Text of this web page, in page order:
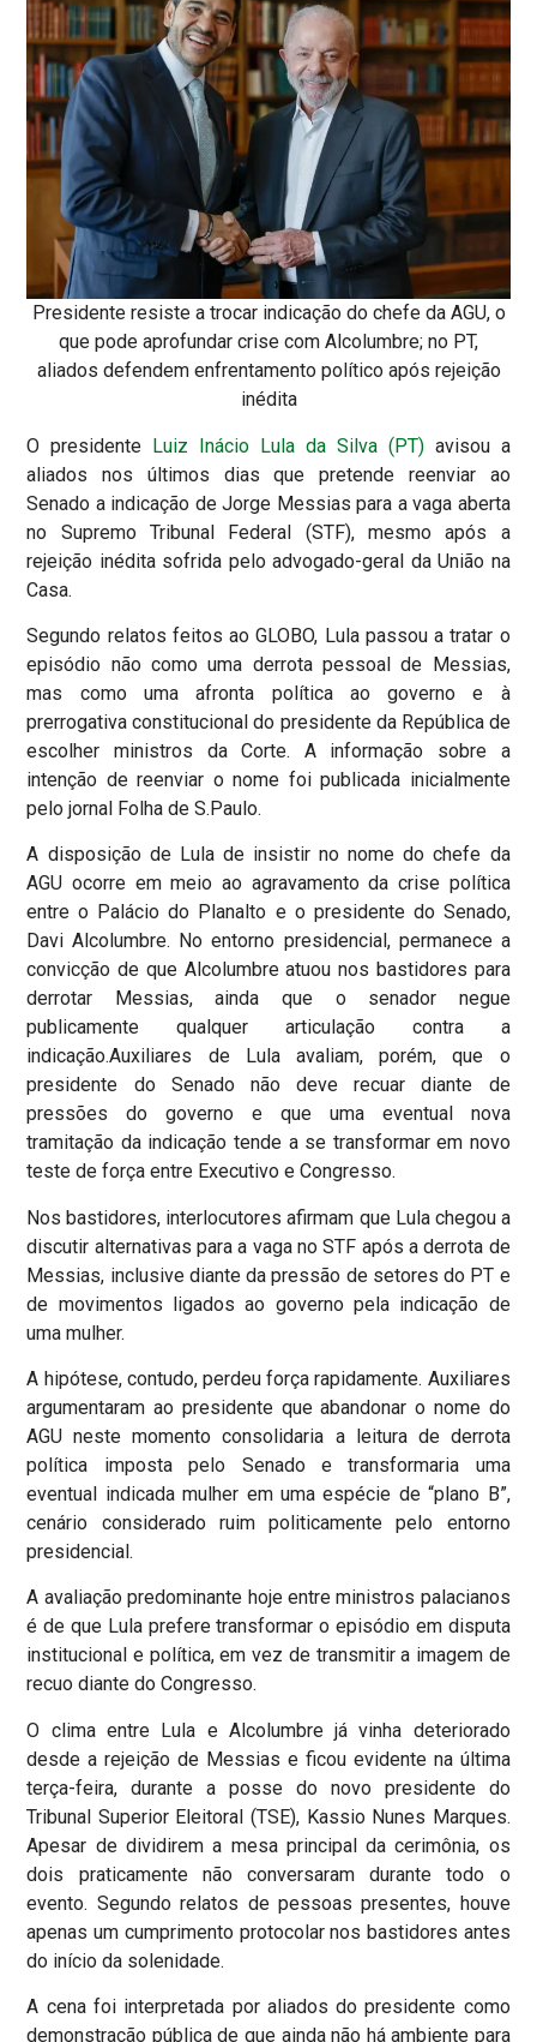
Presidente resiste a trocar indicação do chefe da AGU, o
que pode aprofundar crise com Alcolumbre; no PT,
aliados defendem enfrentamento político após rejeição
inédita
O presidente Luiz Inácio Lula da Silva (PT)avisou a
aliados nos últimos dias que pretende reenviar ao
Senado a indicação de Jorge Messias para a vaga aberta
no Supremo Tribunal Federal (STF), mesmo após a
rejeição inédita sofrida pelo advogado-geral da União na
Casa.
Segundo relatos feitos ao GLOBO, Lula passou a tratar o
episódio não como uma derrota pessoal de Messias,
mas como uma afronta política ao governo e à
prerrogativa constitucional do presidente da República de
escolher ministros da Corte. A informação sobre a
intenção de reenviar o nome foi publicada inicialmente
pelo jornal Folha de S.Paulo.
A disposição de Lula de insistir no nome do chefe da
AGU ocorre em meio ao agravamento da crise política
entre o Palácio do Planalto e o presidente do Senado,
Davi Alcolumbre. No entorno presidencial, permanece a
convicção de que Alcolumbre atuou nos bastidores para
derrotar Messias, ainda que o senador negue
publicamente qualquer articulação contra a
indicação.Auxiliares de Lula avaliam, porém, que o
presidente do Senado não deve recuar diante de
pressões do governo e que uma eventual nova
tramitação da indicação tende a se transformar em novo
teste de força entre Executivo e Congresso.
Nos bastidores, interlocutores afirmam que Lula chegou a
discutir alternativas para a vaga no STF após a derrota de
Messias, inclusive diante da pressão de setores do PT e
de movimentos ligados ao governo pela indicação de
uma mulher.
A hipótese, contudo, perdeu força rapidamente. Auxiliares
argumentaram ao presidente que abandonar o nome do
AGU neste momento consolidaria a leitura de derrota
política imposta pelo Senado e transformaria uma
eventual indicada mulher em uma espécie de “plano B”,
cenário considerado ruim politicamente pelo entorno
presidencial.
A avaliação predominante hoje entre ministros palacianos
é de que Lula prefere transformar o episódio em disputa
institucional e política, em vez de transmitir a imagem de
recuo diante do Congresso.
O clima entre Lula e Alcolumbre já vinha deteriorado
desde a rejeição de Messias e ficou evidente na última
terça-feira, durante a posse do novo presidente do
Tribunal Superior Eleitoral (TSE), Kassio Nunes Marques.
Apesar de dividirem a mesa principal da cerimônia, os
dois praticamente não conversaram durante todo o
evento. Segundo relatos de pessoas presentes, houve
apenas um cumprimento protocolar nos bastidores antes
do início da solenidade.
A cena foi interpretada por aliados do presidente como
demonstração pública de que ainda não há ambiente para